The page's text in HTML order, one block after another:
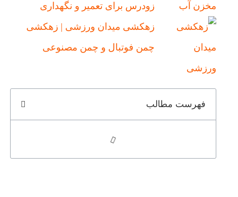
زودرس برای تعمیر و نگهداری
زهکشی میدان ورزشی | زهکشی
چمن فوتبال و چمن مصنوعی
فهرست مطالب